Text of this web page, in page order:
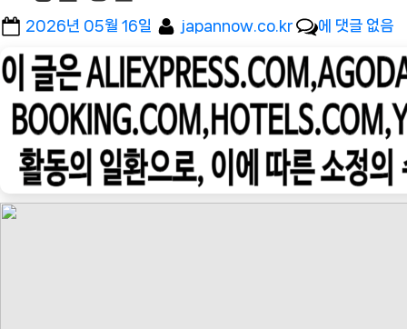
Posted
2026년 05월 16일 By
japannow.co.kr
경
창
원
시
식
당
에 댓글 없음